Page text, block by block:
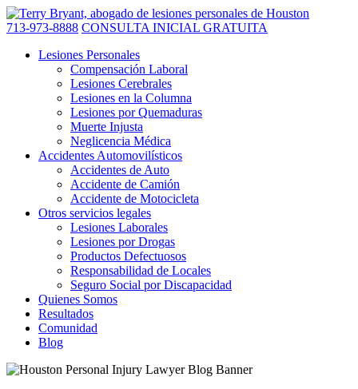
713-973-8888 CONSULTA INICIAL GRATUITA
Lesiones Personales
Compensación Laboral
Lesiones Cerebrales
Lesiones en la Columna
Lesiones por Quemaduras
Muerte Injusta
Neglicencia Médica
Accidentes Automovilísticos
Accidentes de Auto
Accidente de Camión
Accidente de Motocicleta
Otros servicios legales
Lesiones Laborales
Lesiones por Drogas
Productos Defectuosos
Responsabilidad de Locales
Seguro Social por Discapacidad
Quienes Somos
Resultados
Comunidad
Blog